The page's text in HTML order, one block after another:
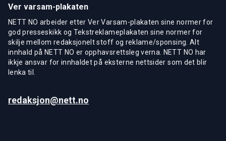
Ver varsam-plakaten
NETT NO arbeider etter Ver Varsam-plakaten sine normer for
god presseskikk og Tekstreklameplakaten sine normer for
skilje mellom redaksjonelt stoff og reklame/sponsing. Alt
innhald på NETT NO er opphavsrettsleg verna. NETT NO har
ikkje ansvar for innhaldet på eksterne nettsider som det blir
lenka til.
redaksjon@nett.no